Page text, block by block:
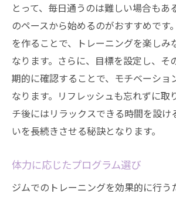
とって、毎日通うのは難しい場合もあ
のペースから始めるのがおすすめです
を作ることで、トレーニングを楽しみ
なります。さらに、目標を設定し、そ
期的に確認することで、モチベーショ
なります。リフレッシュも忘れずに取
チ後にはリラックスできる時間を設け
いを長続きさせる秘訣となります。
体力に応じたプログラム選び
ジムでのトレーニングを効果的に行う